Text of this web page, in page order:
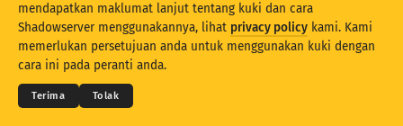
Muat turun sebagai PNG
© 2026THE SHADOWSERVER FOUNDATION
Privasi & Terma
Hubungi Kami Kredit
mendapatkan maklumat lanjut tentang kuki dan cara
Shadowserver menggunakannya, lihat privacy policy kami. Kami
memerlukan persetujuan anda untuk menggunakan kuki dengan
cara ini pada peranti anda.
Terima Tolak